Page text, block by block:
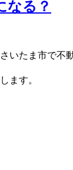
なる？
たま市で
ます。